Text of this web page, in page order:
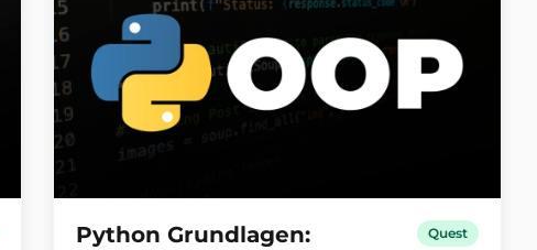
Python Grundlagen:
Quest